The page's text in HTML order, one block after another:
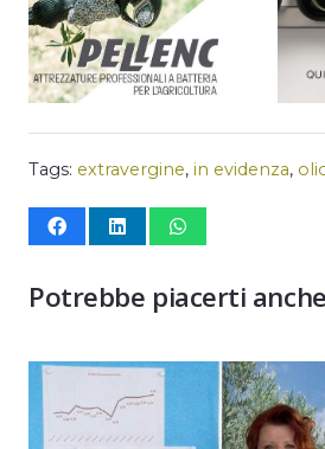
Tags: extravergine, in evidenza,
Potrebbe piacerti anche